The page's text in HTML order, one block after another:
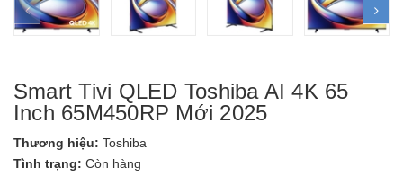
prev
Smart Tivi QLED Toshiba AI 4K 65
Inch 65M450RP Mới 2025
Thương hiệu: Toshiba
Tình trạng: Còn hàng